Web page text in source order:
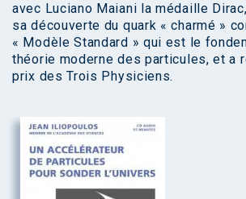
avec Luciano Maiani la médaille
sa découverte du quark « charmé »
« Modèle Standard » qui est le
théorie moderne des particules, et a
prix des Trois Physiciens.